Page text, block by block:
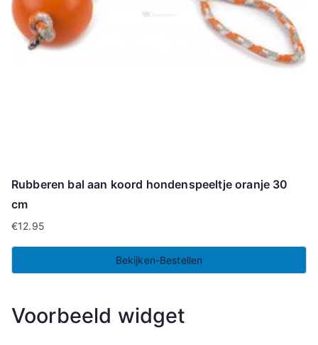
Rubberen bal aan koord hondenspeeltje oranje 30
cm
€12.95
Bekijken-Bestellen
Voorbeeld widget